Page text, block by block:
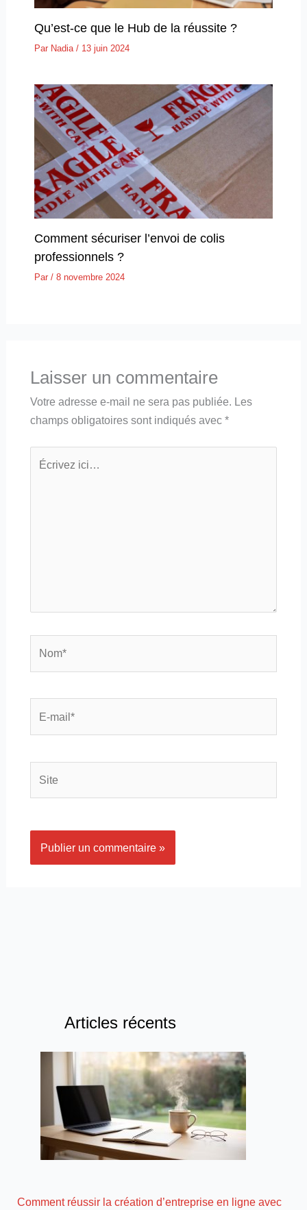
Qu’est-ce que le Hub de la réussite ?
Par Nadia / 13 juin 2024
Comment sécuriser l’envoi de colis
professionnels ?
Par / 8 novembre 2024
Laisser un commentaire
Votre adresse e-mail ne sera pas publiée. Les
champs obligatoires sont indiqués avec *
Articles récents
Comment réussir la création d’entreprise en ligne avec